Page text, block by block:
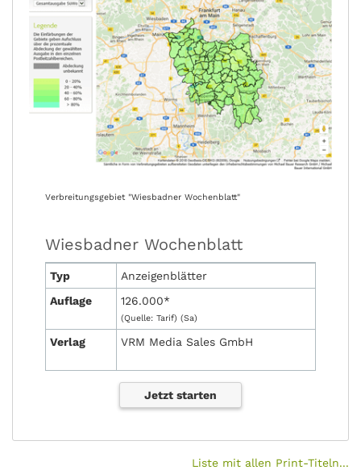
Verbreitungsgebiet "Wiesbadner Wochenblatt"
Wiesbadner Wochenblatt
Typ
Anzeigenblätter
Auflage
126.000*
(Quelle: Tarif) (Sa)
Verlag VRM Media Sales GmbH
Jetzt starten
Liste mit allen Print-Titeln...